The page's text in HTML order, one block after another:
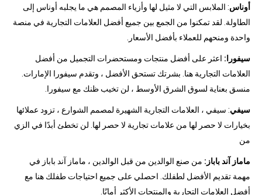
أوناس: الملابس التي لا مثيل لها وأزياء المصمم هي ما يجلبه أوناس إلى
الطاولة. لقد تمكنوا من الجمع بين جميع أفضل العلامات التجارية في منصة
واحدة ومنحهم للعملاء بأفضل الأسعار.
سيفورا: اعثر على أفضل منتجات ومستحضرات التجميل من أفضل
العلامات التجارية هنا. بشرتك تستحق الأفضل ، وتقدم سيفورا الإمارات.
منسق بعناية لسوق الشرق الأوسط ، لن تخيب ظنك مع سيفورا.
سيفي: سيفي ، العلامات التجارية الشهيرة لمصمم الشوارع ، تزود عملائها
بخيارات لا حصر لها من علامات تجارية لا حصر لها. لن تخطئ أبدًا في الزي
من
ماماز آند باباز: من صنع الوالدين من قبل الوالدين ، ماماز آند باباز في
مهمة تقديم الأفضل لطفلك. احصلي على جميع احتياجات طفلك هنا مع
أفضل العلامات التجارية والمنتجات الأكثر أمانًا.